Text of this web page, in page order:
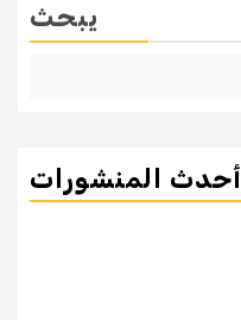
يبحث
أحدث المنشورات